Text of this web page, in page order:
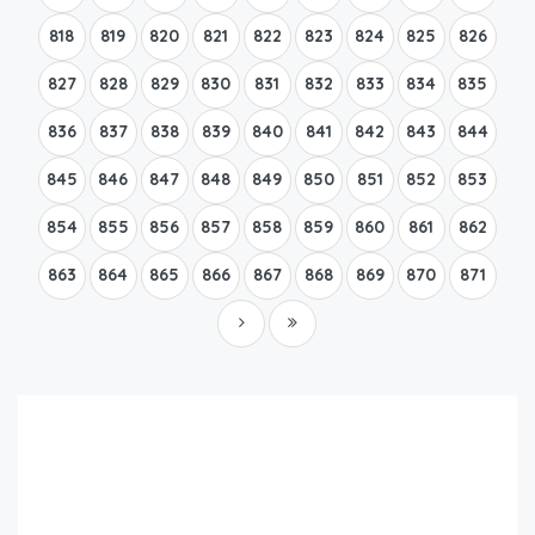
818 819 820 821 822 823 824 825 826
827 828 829 830 831 832 833 834 835
836 837 838 839 840 841 842 843 844
845 846 847 848 849 850 851 852 853
854 855 856 857 858 859 860 861 862
863 864 865 866 867 868 869 870 871